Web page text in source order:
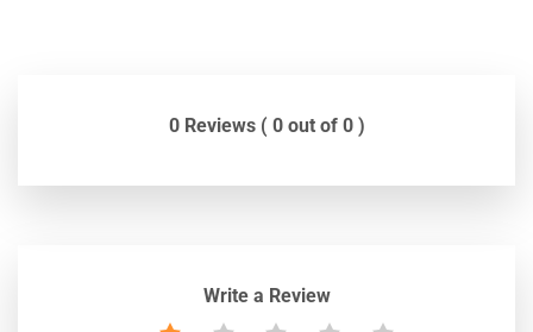
0 Reviews ( 0 out of 0 )
Write a Review